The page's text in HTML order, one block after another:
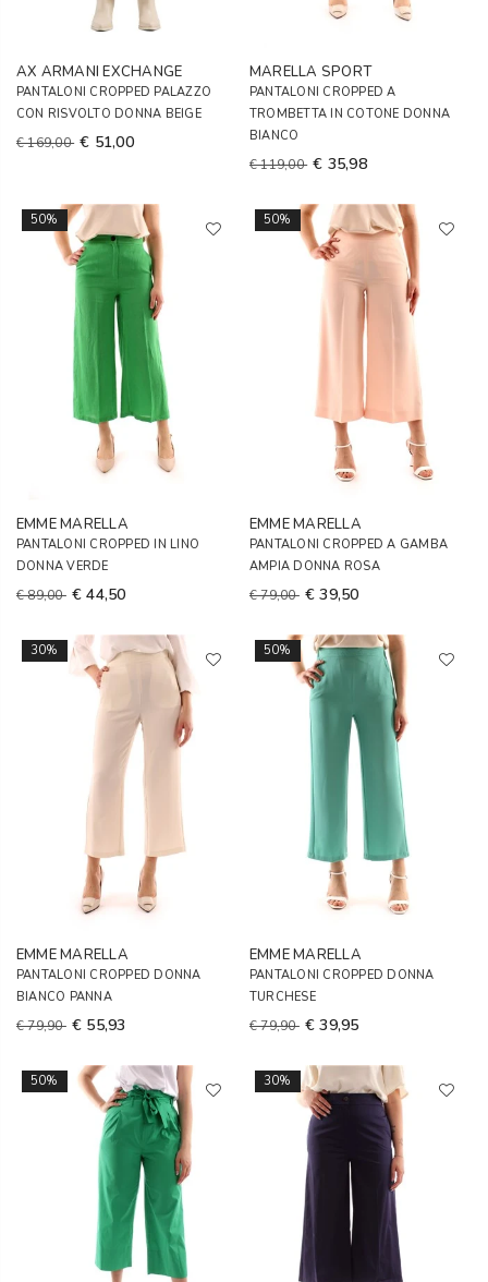
AX ARMANI EXCHANGE
PANTALONI CROPPED PALAZZO
CON RISVOLTO DONNA BEIGE
€ 169,00 € 51,00
MARELLA SPORT
PANTALONI CROPPED A
TROMBETTA IN COTONE DONNA
BIANCO
€ 119,00 € 35,98
50%
EMME MARELLA
PANTALONI CROPPED IN LINO
DONNA VERDE
€ 89,00 € 44,50
50%
EMME MARELLA
PANTALONI CROPPED A GAMBA
AMPIA DONNA ROSA
€ 79,00 € 39,50
30%
EMME MARELLA
PANTALONI CROPPED DONNA
BIANCO PANNA
€ 79,90 € 55,93
50%
EMME MARELLA
PANTALONI CROPPED DONNA
TURCHESE
€ 79,90 € 39,95
50% 30%